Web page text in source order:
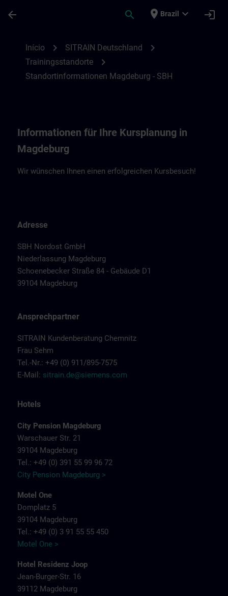
arrow_back search place Brazil expand_more login
Início chevron_right SITRAIN Deutschland chevron_right
Trainingsstandorte chevron_right
Standortinformationen Magdeburg - SBH
Informationen für Ihre Kursplanung in
Magdeburg
Wir wünschen Ihnen einen erfolgreichen Kursbesuch!
Adresse
SBH Nordost GmbH
Niederlassung Magdeburg
Schoenebecker Straße 84 - Gebäude D1
39104 Magdeburg
Ansprechpartner
SITRAIN Kundenberatung Chemnitz
Frau Sehm
Tel.-Nr.: +49 (0) 911/895-7575
E-Mail: sitrain.de@siemens.com
Hotels
City Pension Magdeburg
Warschauer Str. 21
39104 Magdeburg
Tel.: +49 (0) 391 55 99 96 72
City Pension Magdeburg >
Motel One
Domplatz 5
39104 Magdeburg
Tel.: +49 (0) 3 91 55 55 450
Motel One >
Hotel Residenz Joop
Jean-Burger-Str. 16
39112 Magdeburg